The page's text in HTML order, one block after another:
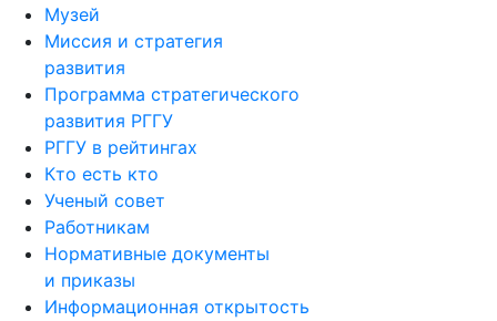
Музей
Миссия и стратегия
развития
Программа стратегического
развития РГГУ
РГГУ в рейтингах
Кто есть кто
Ученый совет
Работникам
Нормативные документы
и приказы
Информационная открытость